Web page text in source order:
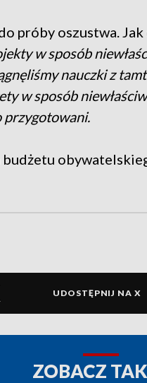
próby oszustwa.
w sposób
nauczki z
w sposób
przygotowani.
UDOSTĘPNIJ NA X
ZOBACZ